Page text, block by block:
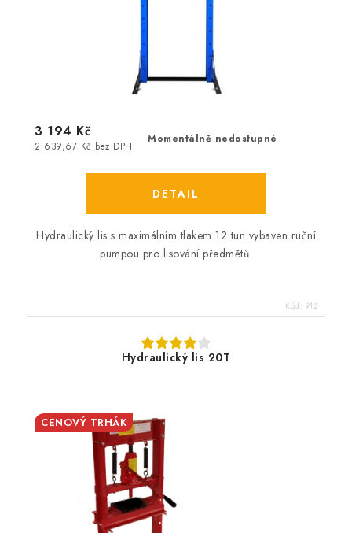
Momentálně nedostupné
2 639,67 Kč bez DPH
3 194 Kč
Hydraulický lis s maximálním tlakem 12 tun vybaven ruční
pumpou pro lisování předmětů.
Kód: 912
Hydraulický lis 20T
CENOVÝ TRHÁK